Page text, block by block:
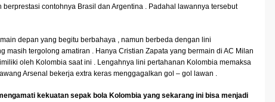
contohnya Brasil dan Argentina . Padahal lawannya tersebut
depan yang begitu berbahaya , namun berbeda dengan lini
masih tergolong amatiran . Hanya Cristian Zapata yang bermain di AC Milan
oleh Kolombia saat ini . Lengahnya lini pertahanan Kolombia memaksa
Arsenal bekerja extra keras menggagalkan gol – gol lawan .
kekuatan sepak bola Kolombia yang sekarang ini bisa menjadi